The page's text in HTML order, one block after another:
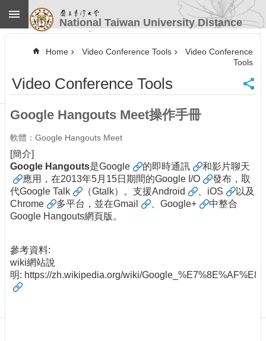
Skip to main content
Search
NTU
CINC
Contact
Information
Website
Guide
News
Our
Services
Course
Information
Conference
Tools
Application
Form
National Taiwan University Distance
Learning
Home Video Conference Tools
Video Conference
Tools
Video Conference Tools
Google Hangouts Meet操作手冊
軟體：Google Hangouts Meet
[簡介]
Google Hangouts是Google 的即時通訊 和影片聊天
應用，在2013年5月15日期間的Google I/O
發布，取
代Google Talk （Gtalk）。支援Android iOS
以及
Chrome
多平台，並在Gmail Google+
中整合
Google Hangouts網頁版。
參考資料:
wiki網站說
明: https://zh.wikipedia.org/wiki/